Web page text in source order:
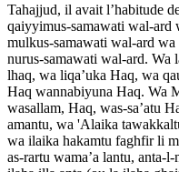
Tahajjud, il avait l’habitude
qaiyyimus-samawati wal-ard
mulkus-samawati wal-ard
nurus-samawati wal-ard. Wa
lhaq, wa liqa’uka Haq, wa
Haq wannabiyuna Haq. Wa
wasallam, Haq, was-sa’atu
amantu, wa 'Alaika
wa ilaika hakamtu faghfir li
as-rartu wama’a lantu, anta-